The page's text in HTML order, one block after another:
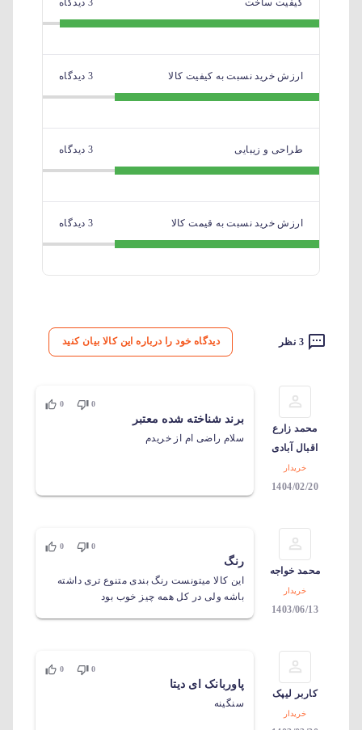
کیفیت ساخت 3 دیدگاه
ارزش خرید نسبت به کیفیت کالا 3 دیدگاه
طراحی و زیبایی 3 دیدگاه
ارزش خرید نسبت به قیمت کالا 3 دیدگاه
3 نظر دیدگاه خود را درباره این کالا بیان کنید
محمد زارع
اقبال آبادی
خریدار
1404/02/20
0
0
برند شناخته شده معتبر
سلام راضی ام از خریدم
محمد خواجه
خریدار
1403/06/13
0
0
رنگ
این کالا میتونست رنگ بندی متنوع تری داشته
باشه ولی در کل همه چیز خوب بود
کاربر لیپک
خریدار
0
0
پاوربانک ای دیتا
سنگینه